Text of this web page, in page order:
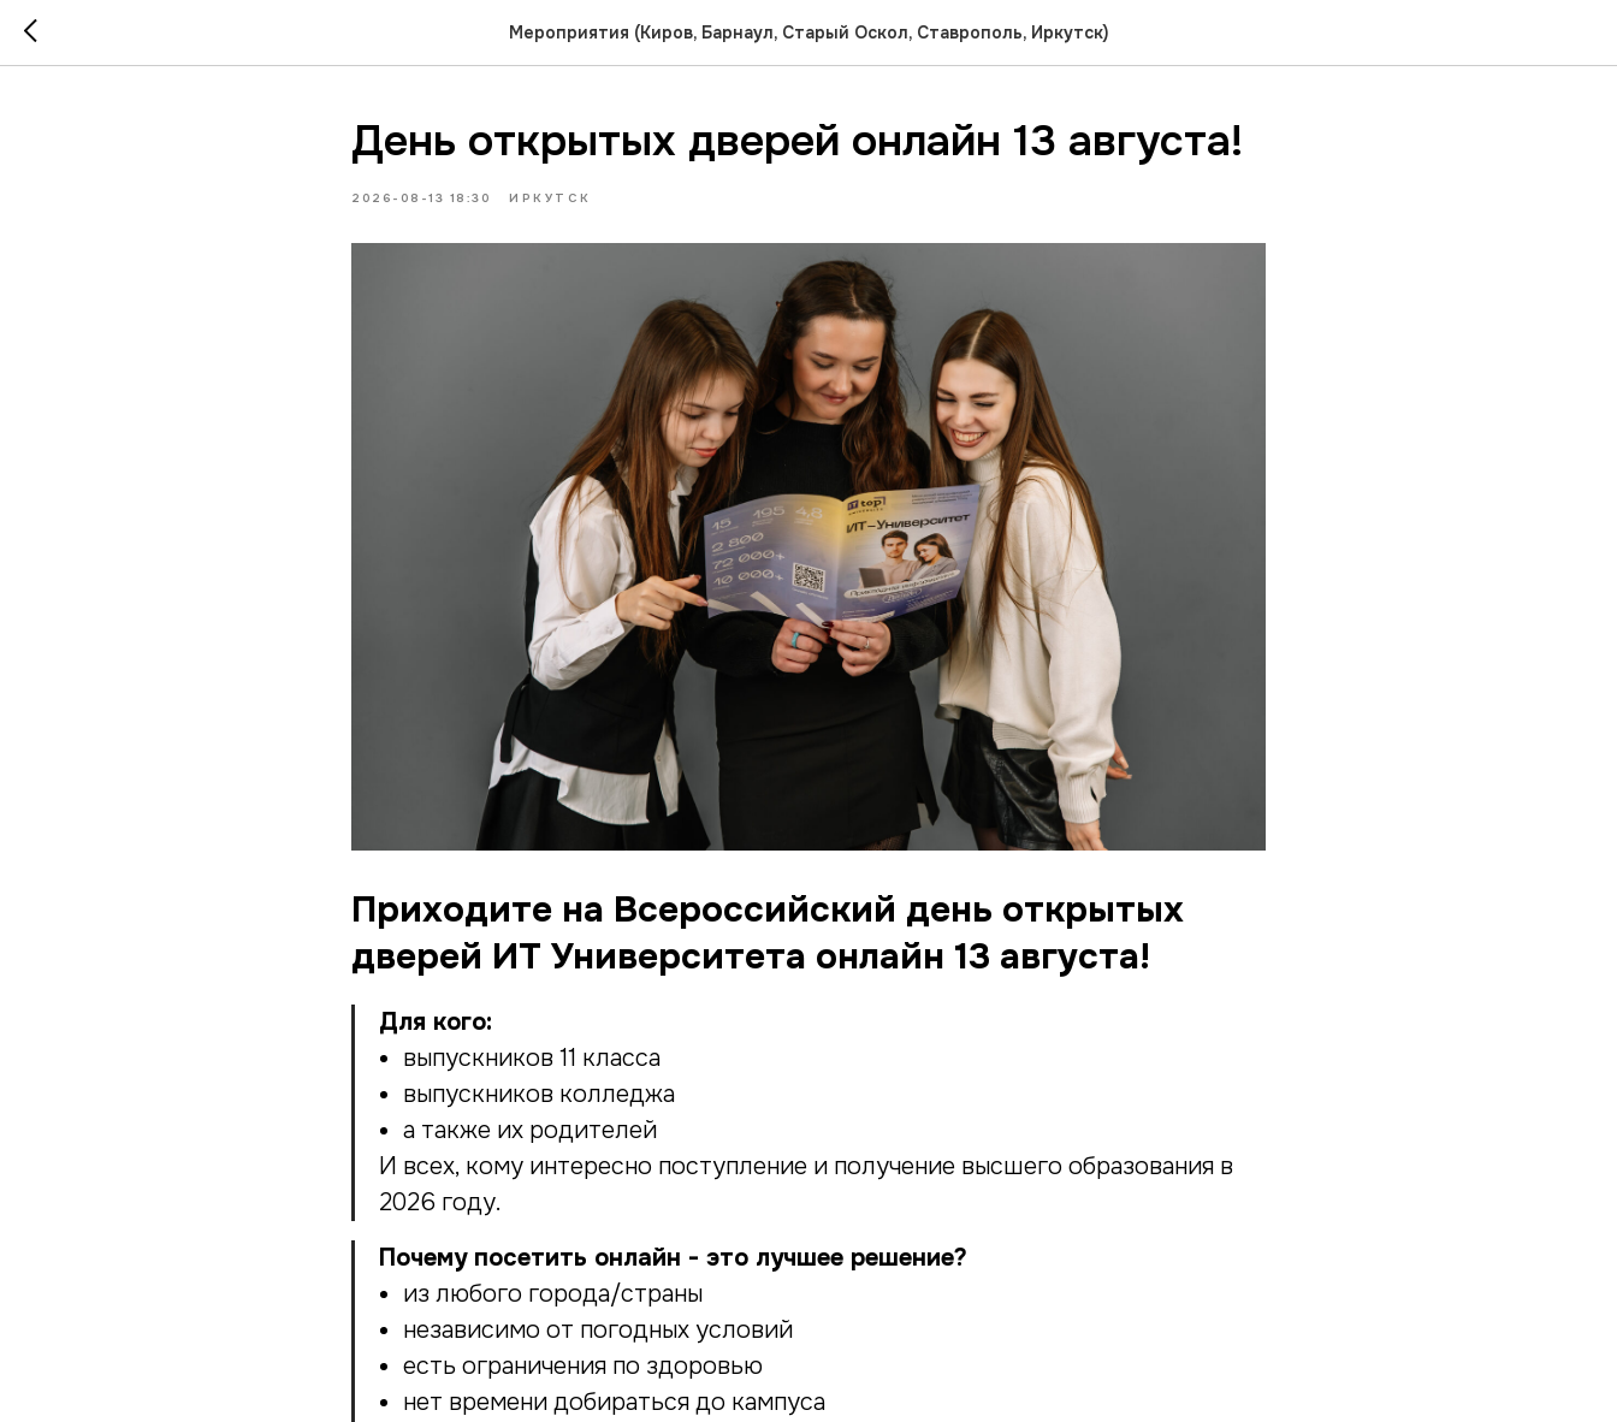
Мероприятия (Киров, Барнаул, Старый Оскол, Ставрополь, Иркутск)
День открытых дверей онлайн 13 августа!
2026-08-13 18:30 ИРКУТСК
Приходите на Всероссийский день открытых
дверей ИТ Университета онлайн 13 августа!
Для кого:
выпускников 11 класса
выпускников колледжа
а также их родителей
И всех, кому интересно поступление и получение высшего образования в
2026 году.
Почему посетить онлайн - это лучшее решение?
из любого города/страны
независимо от погодных условий
есть ограничения по здоровью
нет времени добираться до кампуса